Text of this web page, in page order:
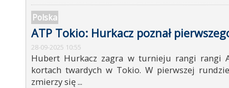
Polska
ATP Tokio: Hurkacz poznał
28-09-2025 10:55
Hubert Hurkacz zagra w turnieju rangi rangi
kortach twardych w Tokio. W pierwszej
zmierzy się ...